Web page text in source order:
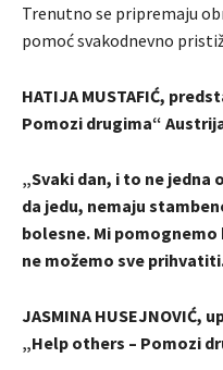
Trenutno se pripremaju
pomoć svakodnevno
HATIJA MUSTAFIĆ,
Pomozi drugima“
„Svaki dan, i to ne jedna
da jedu, nemaju
bolesne. Mi
ne možemo sve
JASMINA HUSEJNOVIĆ,
„Help others – Pomozi